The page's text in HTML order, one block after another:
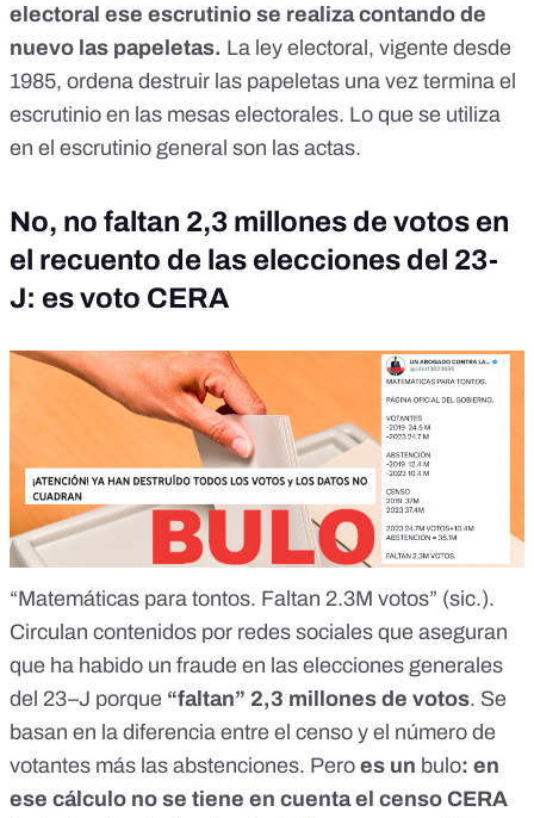
electoral ese escrutinio se realiza contando de
nuevo las papeletas. La ley electoral, vigente desde
1985, ordena destruir las papeletas una vez termina el
escrutinio en las mesas electorales. Lo que se utiliza
en el escrutinio general son las actas.
No, no faltan 2,3 millones de votos en
el recuento de las elecciones del 23-
J: es voto CERA
“Matemáticas para tontos. Faltan 2.3M votos” (sic.).
Circulan contenidos por redes sociales que aseguran
que ha habido un fraude en las elecciones generales
del 23–J porque “faltan” 2,3 millones de votos. Se
basan en la diferencia entre el censo y el número de
votantes más las abstenciones. Pero es un bulo: en
ese cálculo no se tiene en cuenta el censo CERA